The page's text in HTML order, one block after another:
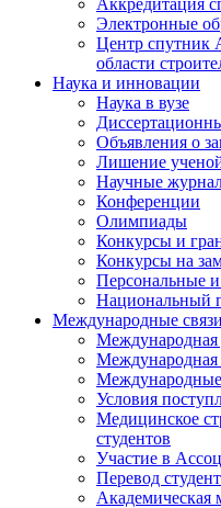
Электронные
Центр спутник
области
Наука и инновации
Наука в вузе
Объявления о
Лишение
Научные
Конференции
Олимпиады
Конкурсы и
Конкурсы на
Персональные
Национальный
Международные связи
Международная
Международная
Условия
Медицинское
студентов
Участие в
Перевод
Академическая